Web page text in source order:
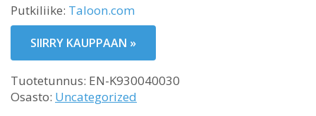
Putkiliike: Taloon.com
SIIRRY KAUPPAAN »
Tuotetunnus: EN-K930040030
Osasto: Uncategorized